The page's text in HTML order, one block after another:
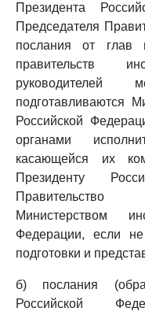
Президента
Председателя
послания от глав
правительств
руководителей
подготавливаются
Российской
органами
касающейся их
Президенту
Министерством
Федерации, если
подготовки и
б) послания
Российской